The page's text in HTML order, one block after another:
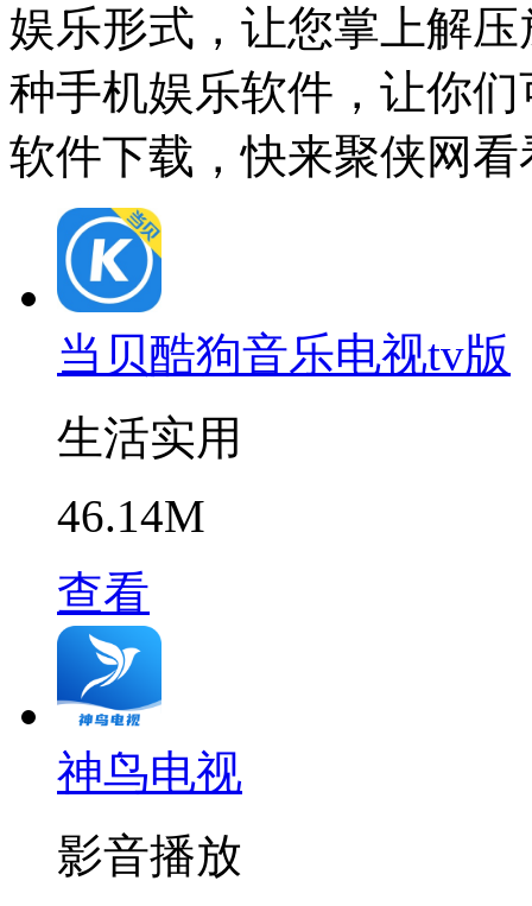
娱乐形式，让您掌上解
种手机娱乐软件，让你
软件下载，快来聚侠网看
当贝酷狗音乐电视tv版
生活实用
46.14M
查看
神鸟电视
影音播放